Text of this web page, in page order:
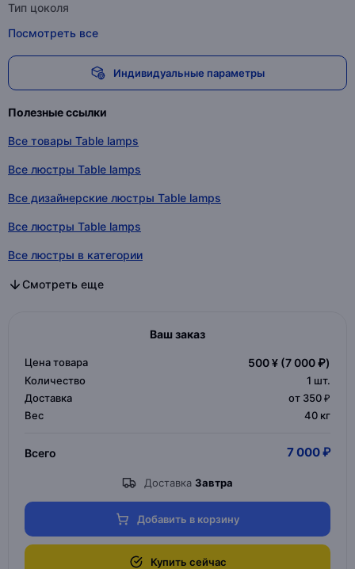
Тип цоколя
Посмотреть все
Индивидуальные параметры
Полезные ссылки
Все товары Table lamps
Все люстры Table lamps
Все дизайнерские люстры Table lamps
Все люстры Table lamps
Все люстры в категории
Все дизайнерские люстры в категории
Все люстры в категории
Смотреть еще
Ваш заказ
Цена товара 500 ¥ (7 000 ₽)
Количество 1 шт.
Доставка
от 350 ₽
Вес
40 кг
Всего 7 000 ₽
Доставка Завтра
Добавить в корзину
Купить сейчас